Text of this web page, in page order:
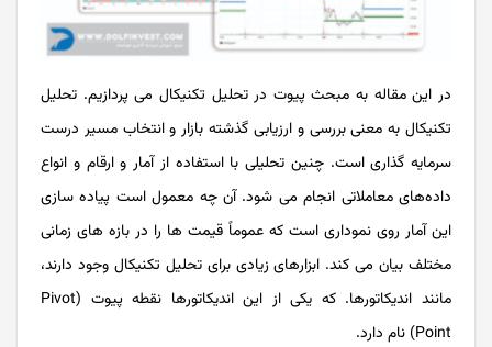
در این مقاله به مبحث پیوت در تحلیل تکنیکال می ‌پردازیم. تحلیل
تکنیکال به معنی بررسی و ارزیابی گذشته بازار و انتخاب مسیر درست
سرمایه ‌‌‌گذاری است. چنین تحلیلی با استفاده از آمار و ارقام و انواع
داده‌‌‌های معاملاتی انجام می‌‌‌ شود. آن‌‌‌ چه معمول است پیاده‌‌‌ سازی
این آمار روی نموداری است که عموماً قیمت ‌‌‌ها را در بازه‌‌‌ های زمانی
مختلف بیان می ‌‌‌کند. ابزارهای زیادی برای تحلیل تکنیکال وجود دارند،
مانند اندیکاتورها. که یکی از این اندیکاتورها نقطه پیوت (Pivot
Point) نام‌‌‌ دارد.